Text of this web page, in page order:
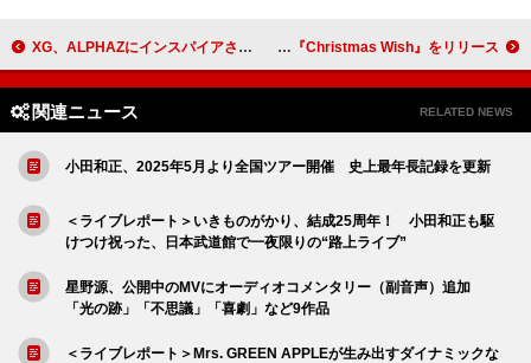
XG、ALPHAZにインスパイアされた北米ツアーを振り返る 平井 大、12/11にEP『Christmas Wish』をリリース
関連ニュース RELATED NEWS
小田和正、2025年5月より全国ツアー開催 史上最年長記録を更新
＜ライブレポート＞いきものがかり、結成25周年！ 小田和正も駆
けつけ祝った、日本武道館で一夜限りの“路上ライブ”
星野源、公開中のMVにオーディオコメンタリー（副音声）追加
「光の跡」「不思議」「喜劇」など9作品
＜ライブレポート＞Mrs. GREEN APPLEが生み出すダイナミックな